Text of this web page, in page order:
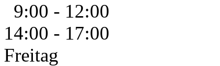
9:00 - 12:00
14:00 - 17:00
Freitag